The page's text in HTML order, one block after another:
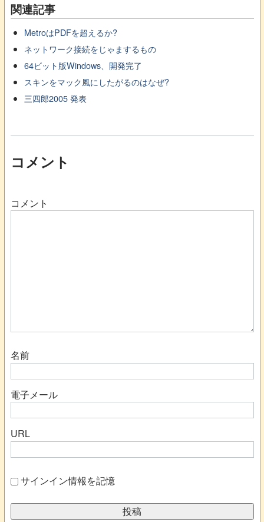
関連記事
MetroはPDFを超えるか?
ネットワーク接続をじゃまするもの
64ビット版Windows、開発完了
スキンをマック風にしたがるのはなぜ?
三四郎2005 発表
コメント
コメント
名前
電子メール
URL
サインイン情報を記憶